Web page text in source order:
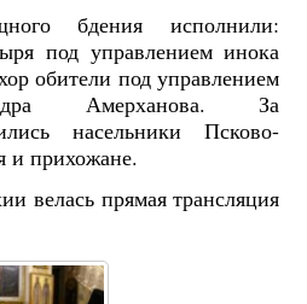
бдения исполнили:
под управлением инока
обители под управлением
Амерханова. За
насельники Псково-
и прихожане.
велась прямая трансляция